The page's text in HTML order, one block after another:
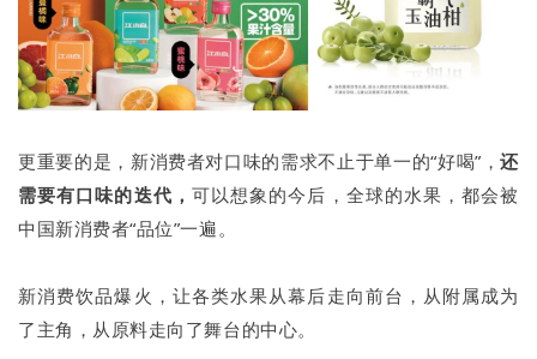
更重要的是，新消费者对口味的需求不止于单一的“好喝”，还
需要有口味的迭代， 可以想象的今后，全球的水果，都会被
中国新消费者“品位”一遍。
新消费饮品爆火，让各类水果从幕后走向前台，从附属成为
了主角，从原料走向了舞台的中心。